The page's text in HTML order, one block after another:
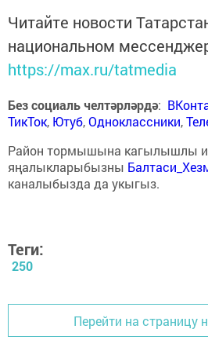
Читайте новости
национальном
https://max.ru/tatmedia
Без социаль челтәрләрдә:
ТикТок, Ютуб,Одноклассники,
Район тормышына кагылышлы
яңалыкларыбызны
каналыбызда да укыгыз.
Теги:
250
Перейти на страницу